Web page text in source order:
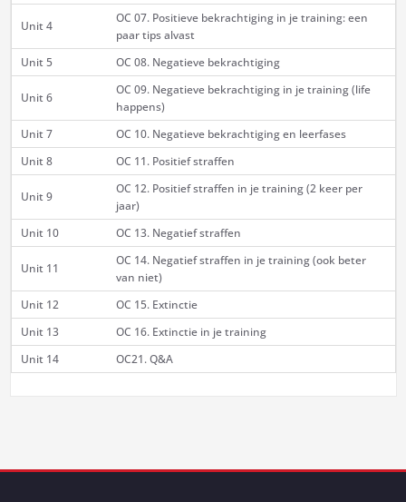
Unit 4
OC 07. Positieve bekrachtiging in je training: een
paar tips alvast
Unit 5
OC 08. Negatieve bekrachtiging
Unit 6
OC 09. Negatieve bekrachtiging in je training (life
happens)
Unit 7
OC 10. Negatieve bekrachtiging en leerfases
Unit 8
OC 11. Positief straffen
Unit 9
OC 12. Positief straffen in je training (2 keer per
jaar)
Unit 10
OC 13. Negatief straffen
Unit 11
OC 14. Negatief straffen in je training (ook beter
van niet)
Unit 12
OC 15. Extinctie
Unit 13
OC 16. Extinctie in je training
Unit 14
OC21. Q&A